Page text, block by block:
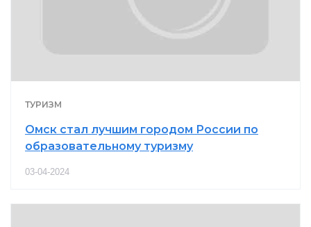
ТУРИЗМ
Омск стал лучшим городом России по
образовательному туризму
03-04-2024